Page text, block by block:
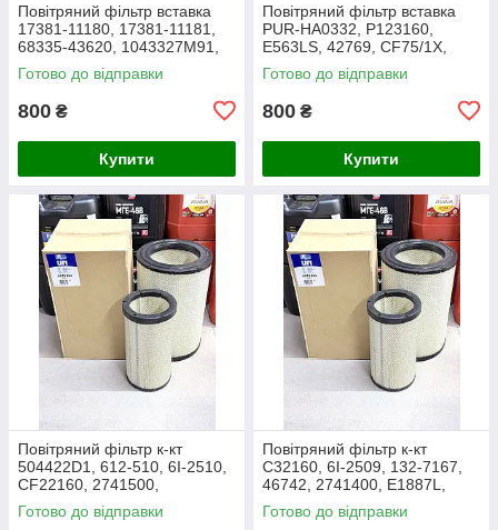
Повітряний фільтр вставка
17381-11180, 17381-11181,
68335-43620, 1043327M91,
3438717M1, 1909138,
86504143, PA2489, MD-7134
Готово до відправки
800 ₴
Купити
Повітряний фільтр вставка
PUR-HA0332, P123160,
E563LS, 42769, CF75/1X,
27.016.00, AF1966,
1043327M91, Y05761310,
Готово до відправки
800 ₴
Купити
Повітряний фільтр к-кт
504422D1, 612-510, 6I-2510,
CF22160, 2741500,
AF25138M, P532510, MD-
7624S, SA16024, RS3511,
Готово до відправки
Повітряний фільтр к-кт
C32160, 6I-2509, 132-7167,
46742, 2741400, E1887L,
RS3514, SL5603, P532509,
FJ3468, MD-7624,
Готово до відправки